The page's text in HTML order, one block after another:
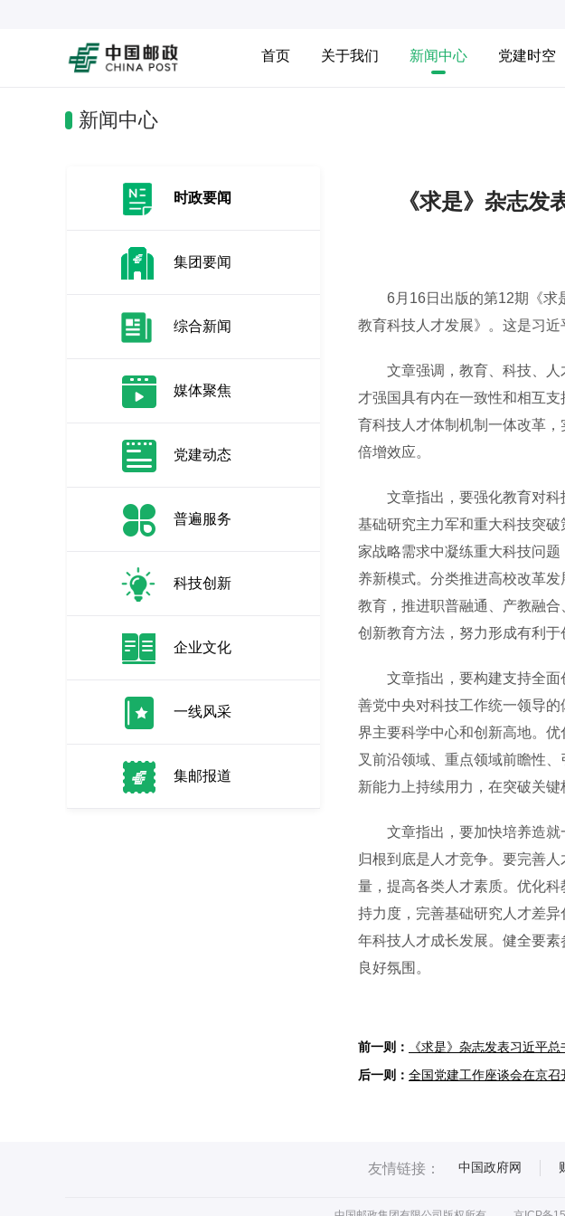
首页 关于我们 新闻中心 党建时空
新闻中心
时政要闻
集团要闻
综合新闻
媒体聚焦
党建动态
普遍服务
科技创新
企业文化
一线风采
集邮报道
《求是》杂志发
6月16日出版的第12期《求是
教育科技人才发展》。这是习
文章强调，教育、科技、人
才强国具有内在一致性和相互
育科技人才体制机制一体改革
倍增效应。
文章指出，要强化教育对科
基础研究主力军和重大科技突
家战略需求中凝练重大科技问
养新模式。分类推进高校改革
教育，推进职普融通、产教融
创新教育方法，努力形成有利于
文章指出，要构建支持全面
善党中央对科技工作统一领导
界主要科学中心和创新高地。
叉前沿领域、重点领域前瞻性
新能力上持续用力，在突破关键
文章指出，要加快培养造就
归根到底是人才竞争。要完善
量，提高各类人才素质。优化
持力度，完善基础研究人才差
年科技人才成长发展。健全要
良好氛围。
《求是》杂志发表习近平
全国党建工作座谈会在京召
友情链接： 中国政府网